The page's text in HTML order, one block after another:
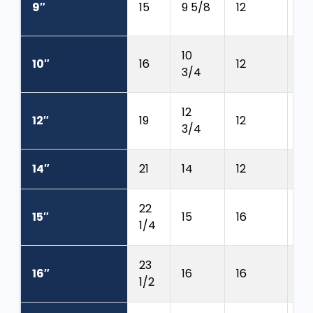
9″ 15 9 5/8 12
10″ 16
10
3/4
12
12″ 19
12
3/4
12
14″ 21 14 12
15″
22
1/4
15 16
16″
23
1/2
16 16